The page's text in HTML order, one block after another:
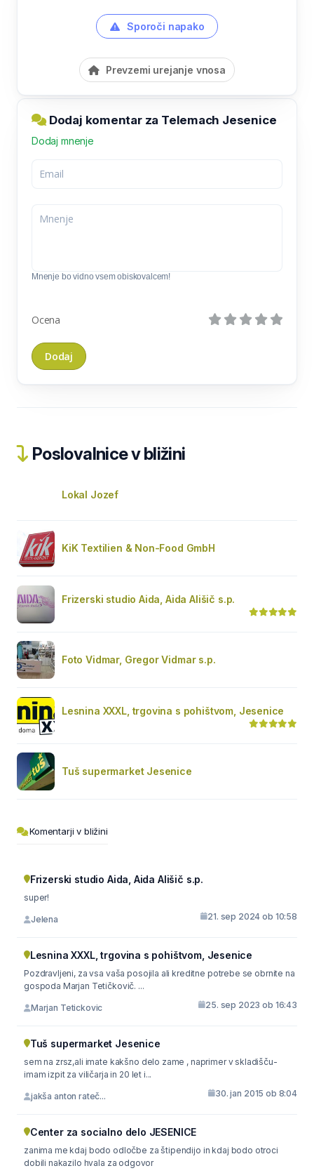
Sporoči napako
Prevzemi urejanje vnosa
Dodaj komentar za Telemach Jesenice
Dodaj mnenje
Mnenje bo vidno vsem obiskovalcem!
Ocena
Poslovalnice v bližini
Lokal Jozef
KiK Textilien & Non-Food GmbH
Frizerski studio Aida, Aida Ališič s.p.
Foto Vidmar, Gregor Vidmar s.p.
Lesnina XXXL, trgovina s pohištvom, Jesenice
Tuš supermarket Jesenice
Komentarji v bližini
Frizerski studio Aida, Aida Ališič s.p.
super!
Jelena 21. sep 2024 ob 10:58
Lesnina XXXL, trgovina s pohištvom, Jesenice
Pozdravljeni, za vsa vaša posojila ali kreditne potrebe se obrnite na
gospoda Marjan Tetičkovič. ...
Marjan Tetickovic 25. sep 2023 ob 16:43
Tuš supermarket Jesenice
sem na zrsz,ali imate kakšno delo zame , naprimer v skladišču-
imam izpit za viličarja in 20 let i...
jakša anton rateč... 30. jan 2015 ob 8:04
Center za socialno delo JESENICE
zanima me kdaj bodo odločbe za štipendijo in kdaj bodo otroci
dobili nakazilo hvala za odgovor